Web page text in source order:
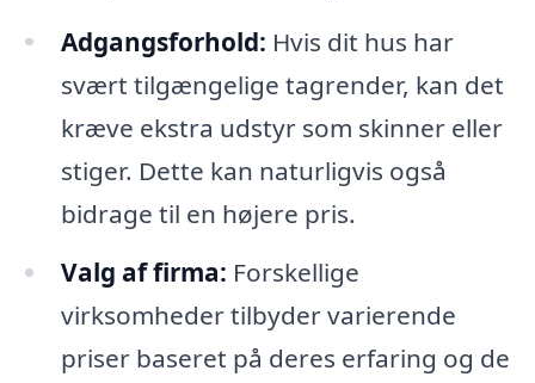
Adgangsforhold: Hvis dit hus har
svært tilgængelige tagrender, kan det
kræve ekstra udstyr som skinner eller
stiger. Dette kan naturligvis også
bidrage til en højere pris.
Valg af firma: Forskellige
virksomheder tilbyder varierende
priser baseret på deres erfaring og de